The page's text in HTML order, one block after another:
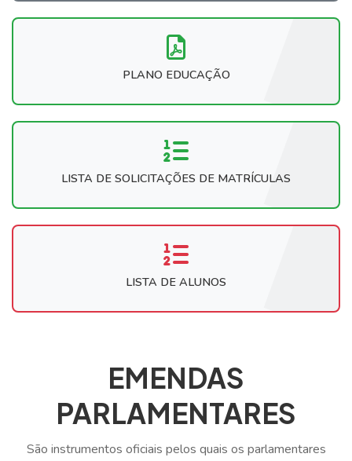
PLANO EDUCAÇÃO
LISTA DE SOLICITAÇÕES DE MATRÍCULAS
LISTA DE ALUNOS
EMENDAS
PARLAMENTARES
São instrumentos oficiais pelos quais os parlamentares